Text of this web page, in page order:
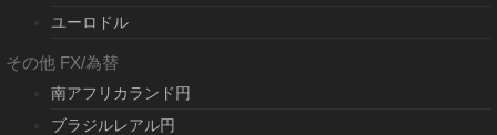
ユーロドル
その他 FX/為替
南アフリカランド円
ブラジルレアル円